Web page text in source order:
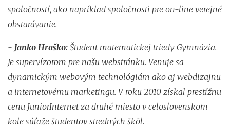
spoločností, ako napríklad spoločnosti pre on-line verejné
obstarávanie.
- Janko Hraško: Študent matematickej triedy Gymnázia.
Je supervízorom pre našu webstránku. Venuje sa
dynamickým webovým technológiám ako aj webdizajnu
a internetovému marketingu. V roku 2010 získal prestížnu
cenu JuniorInternet za druhé miesto v celoslovenskom
kole súťaže študentov stredných škôl.